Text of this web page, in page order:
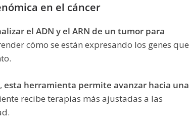
en el cáncer
el ADN y el ARN de un tumor para
cómo se están expresando los genes que
esta herramienta permite avanzar hacia una
recibe terapias más ajustadas a las